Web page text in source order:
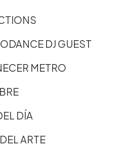
DJ GUEST
METRO
DÍA
ARTE